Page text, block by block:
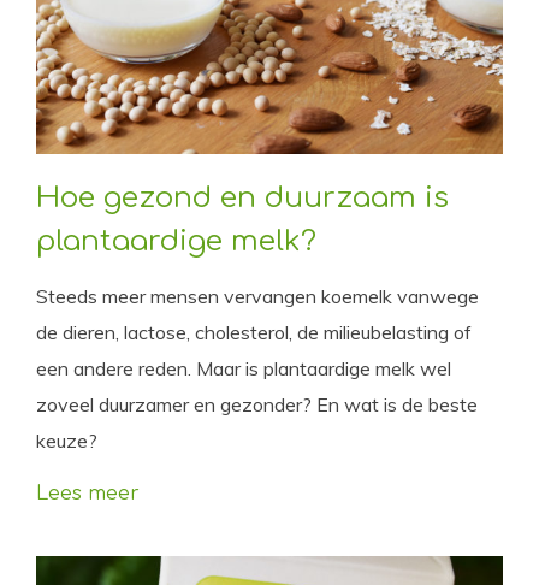
Hoe gezond en duurzaam is
plantaardige melk?
Steeds meer mensen vervangen koemelk vanwege
de dieren, lactose, cholesterol, de milieubelasting of
een andere reden. Maar is plantaardige melk wel
zoveel duurzamer en gezonder? En wat is de beste
keuze?
Lees meer